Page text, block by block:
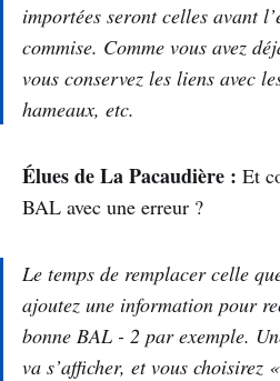
importées seront celles avant
commise. Comme vous avez
vous conservez les liens avec
hameaux, etc.
Élues de La Pacaudière : Et
BAL avec une erreur ?
Le temps de remplacer celle
ajoutez une information pour
bonne BAL - 2 par exemple.
va s’afficher, et vous choisirez